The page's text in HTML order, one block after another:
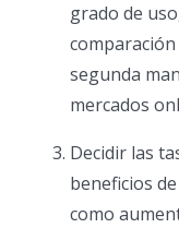
grado de
segunda
mercados
Decidir las
beneficios
como